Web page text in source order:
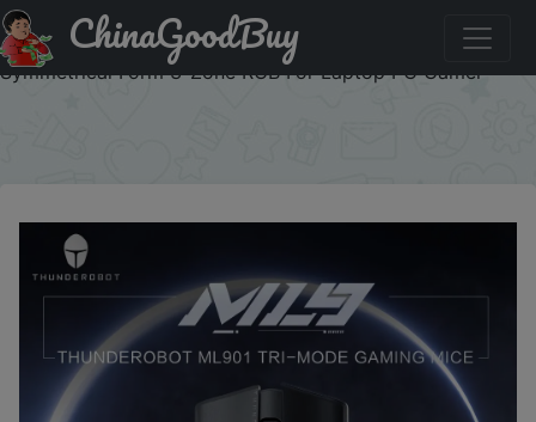
Придбати по акціи Thunderobot ML901 Wireless Gaming
Mouse PAW3395 26000DPI 650IPS Nordic MCU
Symmetrical Form 3-Zone RGB For Laptop PC Gamer
ChinaGoodBuy